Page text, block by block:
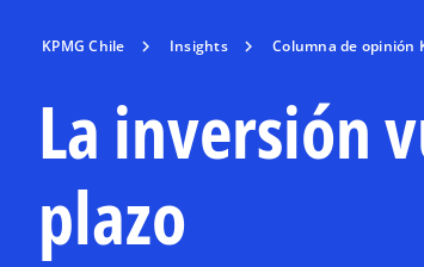
KPMG Chile Insights Columna de opinión
La inversión
plazo